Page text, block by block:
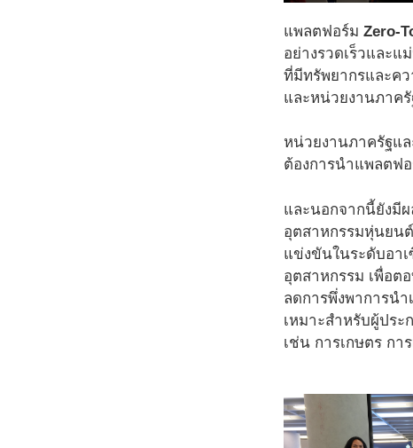
แพลตฟอร์ม Zero-
อย่างรวดเร็วและแ
ที่มีทรัพยากรและค
และหน่วยงานภาค
หน่วยงานภาครัฐแ
ต้องการนำแพลตฟ
และนอกจากนี้ยังมี
อุตสาหกรรมหุ่นยน
แข่งขันในระดับอา
อุตสาหกรรม เพื่อต
ลดการพึ่งพาการน
เหมาะสำหรับผู้ปร
เช่น การเกษตร กา